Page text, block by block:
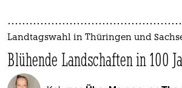
Landtagswahl in Thüringen und
Blühende Landschaften in 100